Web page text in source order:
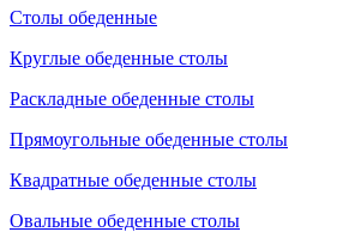
Столы обеденные
Круглые обеденные столы
Раскладные обеденные столы
Прямоугольные обеденные столы
Квадратные обеденные столы
Овальные обеденные столы